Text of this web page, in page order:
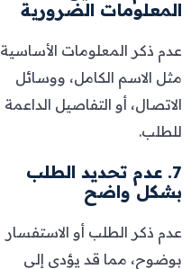
المعلومات الضرورية
عدم ذكر المعلومات الأساسية
مثل الاسم الكامل، ووسائل
الاتصال، أو التفاصيل الداعمة
للطلب.
7. عدم تحديد الطلب
بشكل واضح
عدم ذكر الطلب أو الاستفسار
بوضوح، مما قد يؤدي إلى